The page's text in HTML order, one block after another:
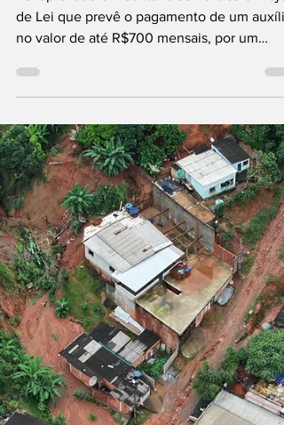
casa interditada
pela Defesa Civil
no valor de até R$700 mensais, por um
período de sei